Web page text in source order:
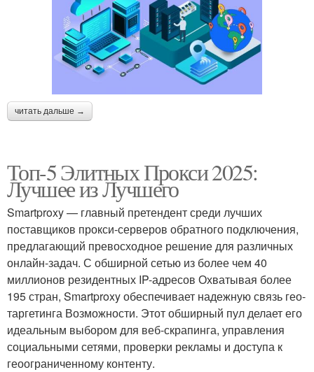
читать дальше →
Топ-5 Элитных Прокси 2025:
Лучшее из Лучшего
Smartproxy — главный претендент среди лучших
поставщиков прокси-серверов обратного подключения,
предлагающий превосходное решение для различных
онлайн-задач. С обширной сетью из более чем 40
миллионов резидентных IP-адресов Охватывая более
195 стран, Smartproxy обеспечивает надежную связь гео-
таргетинга Возможности. Этот обширный пул делает его
идеальным выбором для веб-скрапинга, управления
социальными сетями, проверки рекламы и доступа к
геоограниченному контенту.